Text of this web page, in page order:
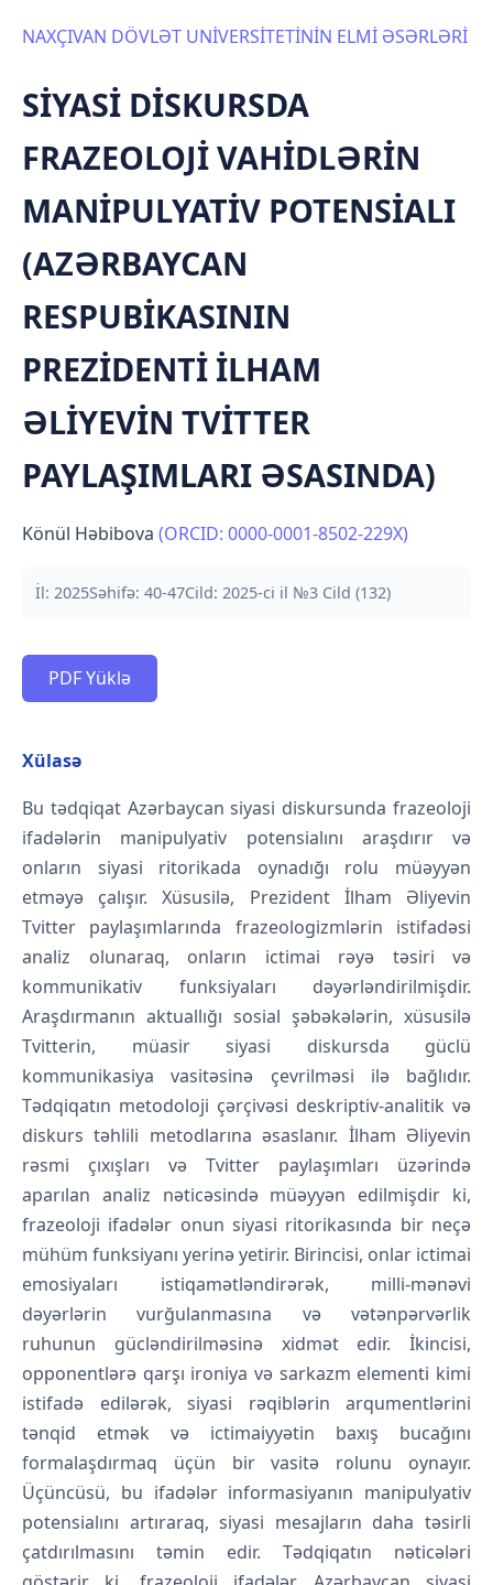
NAXÇIVAN DÖVLƏT UNİVERSİTETİNİN ELMİ ƏSƏRLƏRİ
SİYASİ DİSKURSDA
FRAZEOLOJİ VAHİDLƏRİN
MANİPULYATİV POTENSİALI
(AZƏRBAYCAN
RESPUBİKASININ
PREZİDENTİ İLHAM
ƏLİYEVİN TVİTTER
PAYLAŞIMLARI ƏSASINDA)
Könül Həbibova (ORCID: 0000-0001-8502-229X)
İl: 2025Səhifə: 40-47Cild: 2025-ci il №3 Cild (132)
PDF Yüklə
Xülasə
Bu tədqiqat Azərbaycan siyasi diskursunda frazeoloji
ifadələrin manipulyativ potensialını araşdırır və
onların siyasi ritorikada oynadığı rolu müəyyən
etməyə çalışır. Xüsusilə, Prezident İlham Əliyevin
Tvitter paylaşımlarında frazeologizmlərin istifadəsi
analiz olunaraq, onların ictimai rəyə təsiri və
kommunikativ funksiyaları dəyərləndirilmişdir.
Araşdırmanın aktuallığı sosial şəbəkələrin, xüsusilə
Tvitterin, müasir siyasi diskursda güclü
kommunikasiya vasitəsinə çevrilməsi ilə bağlıdır.
Tədqiqatın metodoloji çərçivəsi deskriptiv-analitik və
diskurs təhlili metodlarına əsaslanır. İlham Əliyevin
rəsmi çıxışları və Tvitter paylaşımları üzərində
aparılan analiz nəticəsində müəyyən edilmişdir ki,
frazeoloji ifadələr onun siyasi ritorikasında bir neçə
mühüm funksiyanı yerinə yetirir. Birincisi, onlar ictimai
emosiyaları istiqamətləndirərək, milli-mənəvi
dəyərlərin vurğulanmasına və vətənpərvərlik
ruhunun gücləndirilməsinə xidmət edir. İkincisi,
opponentlərə qarşı ironiya və sarkazm elementi kimi
istifadə edilərək, siyasi rəqiblərin arqumentlərini
tənqid etmək və ictimaiyyətin baxış bucağını
formalaşdırmaq üçün bir vasitə rolunu oynayır.
Üçüncüsü, bu ifadələr informasiyanın manipulyativ
potensialını artıraraq, siyasi mesajların daha təsirli
çatdırılmasını təmin edir. Tədqiqatın nəticələri